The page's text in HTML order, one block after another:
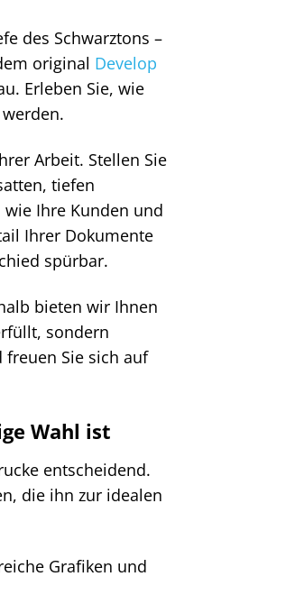
des Schwarztons –
original Develop
Erleben Sie, wie
Arbeit. Stellen Sie
tiefen
Ihre Kunden und
Ihrer Dokumente
spürbar.
bieten wir Ihnen
sondern
Sie sich auf
Wahl ist
entscheidend.
die ihn zur idealen
Grafiken und